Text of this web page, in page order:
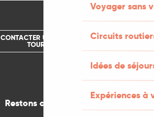
Voyager sans
Circuits
Idées de
Expériences à
CONTACTER UN OFFICE DE
TOURISME
Restons connectés